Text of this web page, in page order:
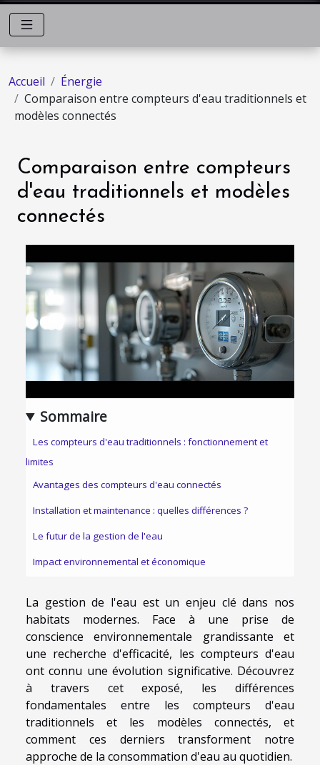
Accueil
Énergie
Comparaison entre compteurs d'eau traditionnels et
modèles connectés
Comparaison entre compteurs
d'eau traditionnels et modèles
connectés
Sommaire
Les compteurs d'eau traditionnels : fonctionnement et
limites
Avantages des compteurs d'eau connectés
Installation et maintenance : quelles différences ?
Le futur de la gestion de l'eau
Impact environnemental et économique
La gestion de l'eau est un enjeu clé dans nos
habitats modernes. Face à une prise de
conscience environnementale grandissante et
une recherche d'efficacité, les compteurs d'eau
ont connu une évolution significative. Découvrez
à travers cet exposé, les différences
fondamentales entre les compteurs d'eau
traditionnels et les modèles connectés, et
comment ces derniers transforment notre
approche de la consommation d'eau au quotidien.